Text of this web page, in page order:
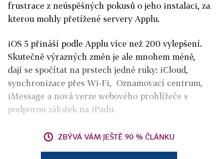
frustrace z neúspěšných pokusů o jeho instalaci, za
kterou mohly přetížené servery Applu.
iOS 5 přináší podle Applu více než 200 vylepšení.
Skutečně výrazných změn je ale mnohem méně,
dají se spočítat na prstech jedné ruky: iCloud,
synchronizace přes Wi-Fi, Oznamovací centrum,
iMessage a nová verze webového prohlížeče s
podporou záložek na iPadu.
ZBÝVÁ VÁM JEŠTĚ 90 % ČLÁNKU